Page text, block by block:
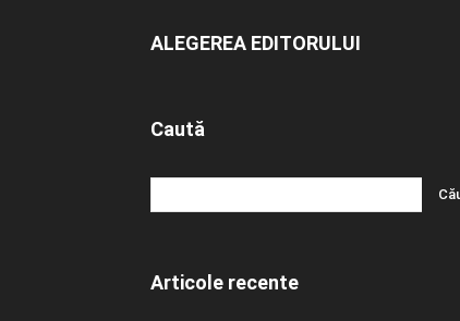
ALEGEREA EDITORULUI
Caută
Articole recente